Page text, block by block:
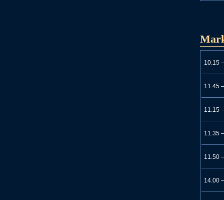
10.15
11.45
11.15
11.35
11.50
14.00